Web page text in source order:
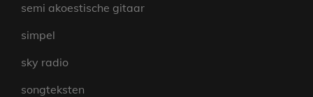
semi akoestische gitaar
simpel
sky radio
songteksten